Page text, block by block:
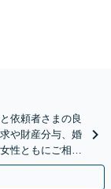
依頼者さまの良
や財産分与、婚
性ともにご相談